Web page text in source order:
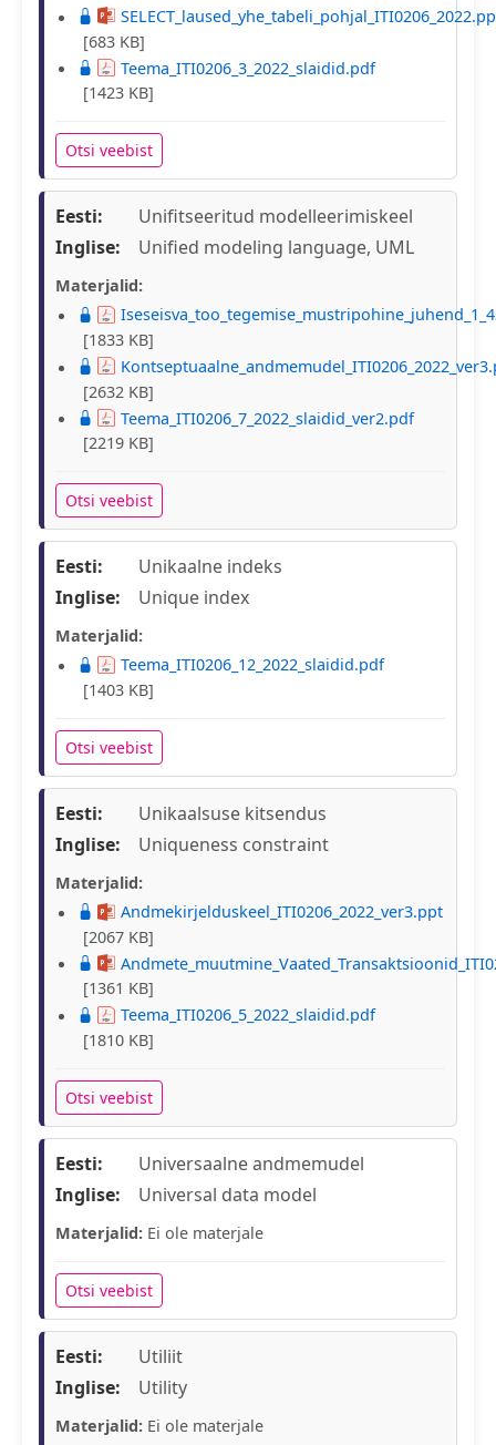
[683 KB]
Teema_ITI0206_3_2022_slaidid.pdf
[1423 KB]
Otsi veebist
Eesti:
Unifitseeritud modelleerimiskeel
Inglise:
Unified modeling language, UML
Materjalid:
[1833 KB]
[2632 KB]
Teema_ITI0206_7_2022_slaidid_ver2.pdf
[2219 KB]
Otsi veebist
Eesti:
Unikaalne indeks
Inglise:
Unique index
Materjalid:
Teema_ITI0206_12_2022_slaidid.pdf
[1403 KB]
Otsi veebist
Eesti:
Unikaalsuse kitsendus
Inglise:
Uniqueness constraint
Materjalid:
Andmekirjelduskeel_ITI0206_2022_ver3.ppt
[2067 KB]
[1361 KB]
Teema_ITI0206_5_2022_slaidid.pdf
[1810 KB]
Otsi veebist
Eesti:
Universaalne andmemudel
Inglise:
Universal data model
Materjalid: Ei ole materjale
Otsi veebist
Eesti:
Utiliit
Inglise:
Utility
Materjalid: Ei ole materjale